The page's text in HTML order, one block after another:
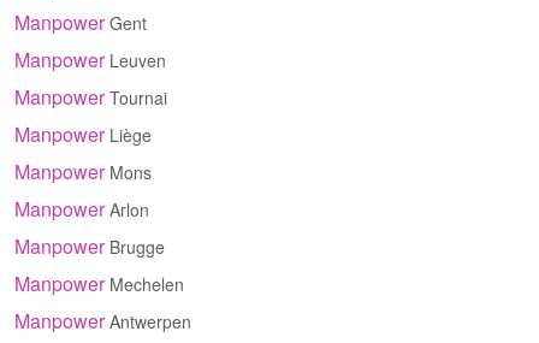
ManpowerGent
Manpower Leuven
ManpowerTournai
Manpower Liège
Manpower Mons
ManpowerArlon
Manpower Brugge
Manpower Mechelen
ManpowerAntwerpen